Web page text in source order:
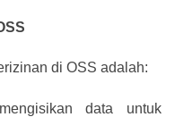
di OSS adalah:
data untuk